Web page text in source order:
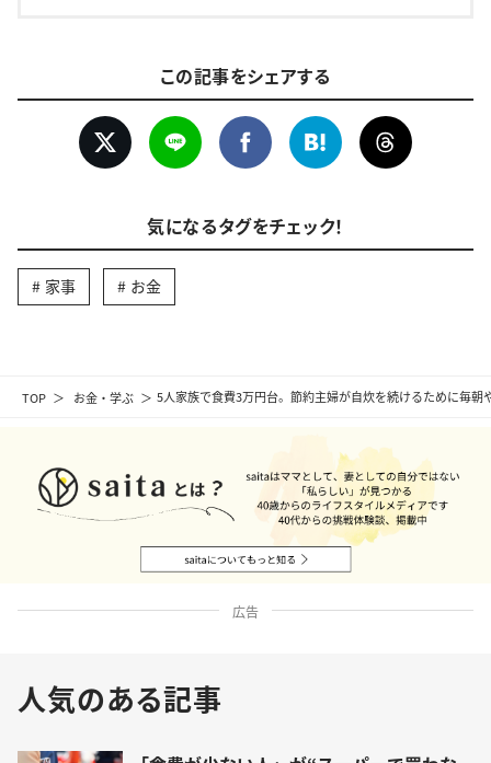
TOP お金・学ぶ 5人家族で食費3万円台。節約主婦が自炊を続けるために毎朝
この記事をシェアする
気になるタグをチェック！
家事 お金
広告
人気のある記事